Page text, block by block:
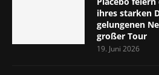
ihres starken
gelungenen
großer Tour
19. Juni 2026